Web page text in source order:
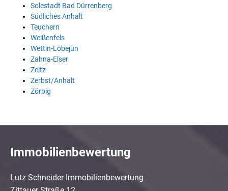
Solestadt Bad Dürrenberg
Südliches Anhalt
Teuchern
Weißenfels
Wettin-Löbejün
Zahna-Elser
Zeitz
Zerbst/Anhalt
Zörbig
Immobilienbewertung
Lutz Schneider Immobilienbewertung